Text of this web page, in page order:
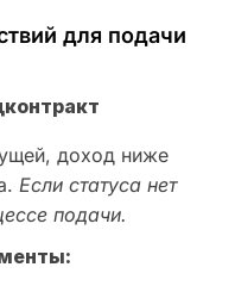
для подачи
доход ниже
Если статуса нет
подачи.